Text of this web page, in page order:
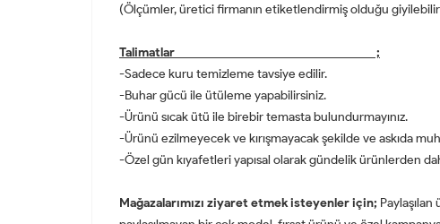
(Ölçümler, üretici firmanın etiketlendirmiş olduğu
Talimatlar ;
-Sadece kuru temizleme tavsiye edilir.
-Buhar gücü ile ütüleme yapabilirsiniz.
-Ürünü sıcak ütü ile birebir temasta bulundurmayınız.
-Ürünü ezilmeyecek ve kırışmayacak şekilde ve askıda
-Özel gün kıyafetleri yapısal olarak gündelik ürünlerden
Mağazalarımızı ziyaret etmek isteyenler için;